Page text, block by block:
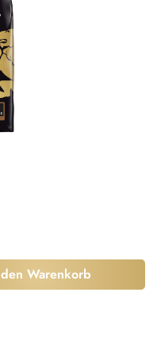
gewünschten Wert
Warenkorb